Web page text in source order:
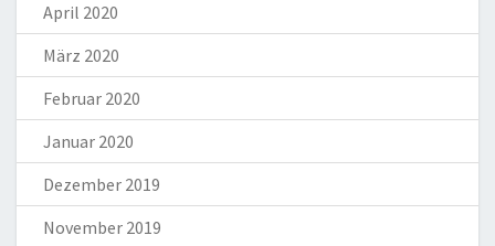
April 2020
März 2020
Februar 2020
Januar 2020
Dezember 2019
November 2019